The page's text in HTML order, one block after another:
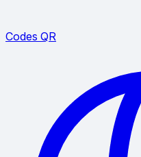
Codes QR